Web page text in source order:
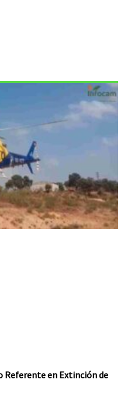
Referente en Extinción de